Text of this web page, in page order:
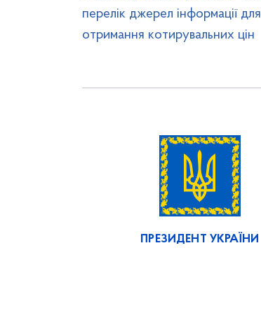
перелік джерел інформації для
отримання котирувальних цін
ПРЕЗИДЕНТ УКРАЇНИ